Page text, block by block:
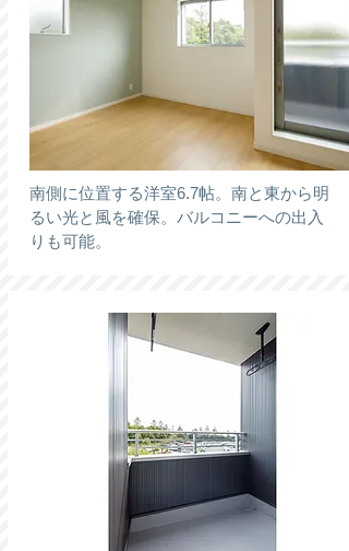
南側に位置する洋室6.7帖。南と東から明
るい光と風を確保。バルコニーへの出入
りも可能。